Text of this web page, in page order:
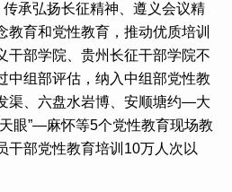
传承弘扬长征精神、遵义会议精
教育和党性教育，推动优质培训
干部学院、贵州长征干部学院不
中组部评估，纳入中组部党性教
渠、六盘水岩博、安顺塘约—大
眼”—麻怀等5个党性教育现场教
干部党性教育培训10万人次以